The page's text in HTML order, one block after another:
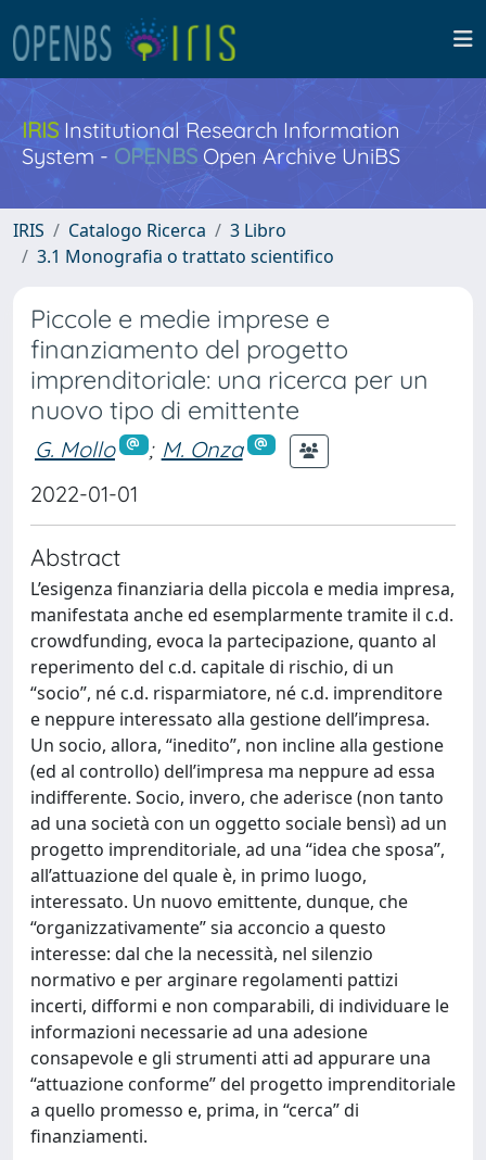
IRISInstitutional Research Information
System - OPENBS Open Archive UniBS
IRIS Catalogo Ricerca
3 Libro
3.1 Monografia o trattato scientifico
Piccole e medie imprese e
finanziamento del progetto
imprenditoriale: una ricerca per un
nuovo tipo di emittente
G. Mollo ; M. Onza
2022-01-01
Abstract
L’esigenza finanziaria della piccola e media impresa,
manifestata anche ed esemplarmente tramite il c.d.
crowdfunding, evoca la partecipazione, quanto al
reperimento del c.d. capitale di rischio, di un
“socio”, né c.d. risparmiatore, né c.d. imprenditore
e neppure interessato alla gestione dell’impresa.
Un socio, allora, “inedito”, non incline alla gestione
(ed al controllo) dell’impresa ma neppure ad essa
indifferente. Socio, invero, che aderisce (non tanto
ad una società con un oggetto sociale bensì) ad un
progetto imprenditoriale, ad una “idea che sposa”,
all’attuazione del quale è, in primo luogo,
interessato. Un nuovo emittente, dunque, che
“organizzativamente” sia acconcio a questo
interesse: dal che la necessità, nel silenzio
normativo e per arginare regolamenti pattizi
incerti, difformi e non comparabili, di individuare le
informazioni necessarie ad una adesione
consapevole e gli strumenti atti ad appurare una
“attuazione conforme” del progetto imprenditoriale
a quello promesso e, prima, in “cerca” di
finanziamenti.